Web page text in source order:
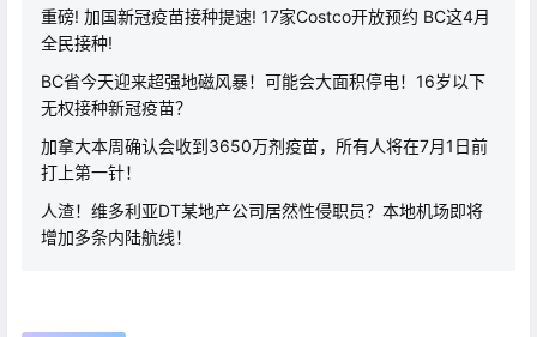
重磅! 加国新冠疫苗接种提速! 17家Costco开放预约 BC这4月
全民接种!
BC省今天迎来超强地磁风暴！可能会大面积停电！16岁以下
无权接种新冠疫苗？
加拿大本周确认会收到3650万剂疫苗，所有人将在7月1日前
打上第一针！
人渣！维多利亚DT某地产公司居然性侵职员？本地机场即将
增加多条内陆航线！